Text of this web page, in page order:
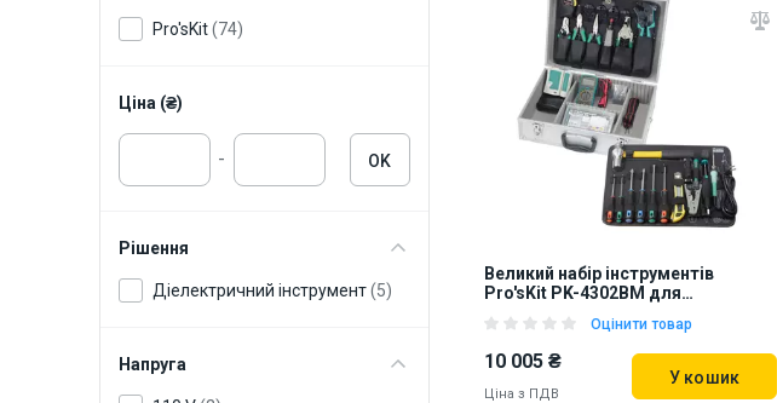
Наявність на складі: Львів
899719
Великий набір інструментів
Pro'sKit PK-4302BM для
Оцінити товар
10 005 ₴
Ціна з ПДВ
У кошик
Pro'sKit(74)
Ціна (₴)
- OK
Рішення
Діелектричний інструмент(5)
Напруга